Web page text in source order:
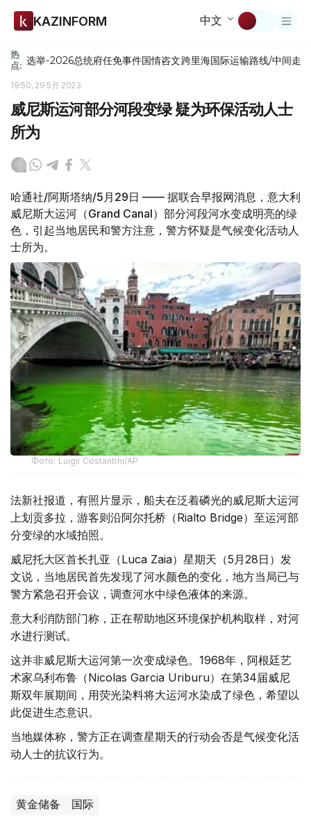
KAZINFORM 中文
热
点: 选举-2026总统府任免事件国情咨文跨里海国际运输路线/中间走廊
19:50, 29 5月 2023
威尼斯运河部分河段变绿 疑为环保活动人士
所为
哈通社/阿斯塔纳/5月29日 —— 据联合早报网消息，意大利
威尼斯大运河（Grand Canal）部分河段河水变成明亮的绿
色，引起当地居民和警方注意，警方怀疑是气候变化活动人
士所为。
Фото: Luigii Costantini/AP
法新社报道，有照片显示，船夫在泛着磷光的威尼斯大运河
上划贡多拉，游客则沿阿尔托桥（Rialto Bridge）至运河部
分变绿的水域拍照。
威尼托大区首长扎亚（Luca Zaia）星期天（5月28日）发
文说，当地居民首先发现了河水颜色的变化，地方当局已与
警方紧急召开会议，调查河水中绿色液体的来源。
意大利消防部门称，正在帮助地区环境保护机构取样，对河
水进行测试。
这并非威尼斯大运河第一次变成绿色。1968年，阿根廷艺
术家乌利布鲁（Nicolas Garcia Uriburu）在第34届威尼
斯双年展期间，用荧光染料将大运河水染成了绿色，希望以
此促进生态意识。
当地媒体称，警方正在调查星期天的行动会否是气候变化活
动人士的抗议行为。
黄金储备 国际